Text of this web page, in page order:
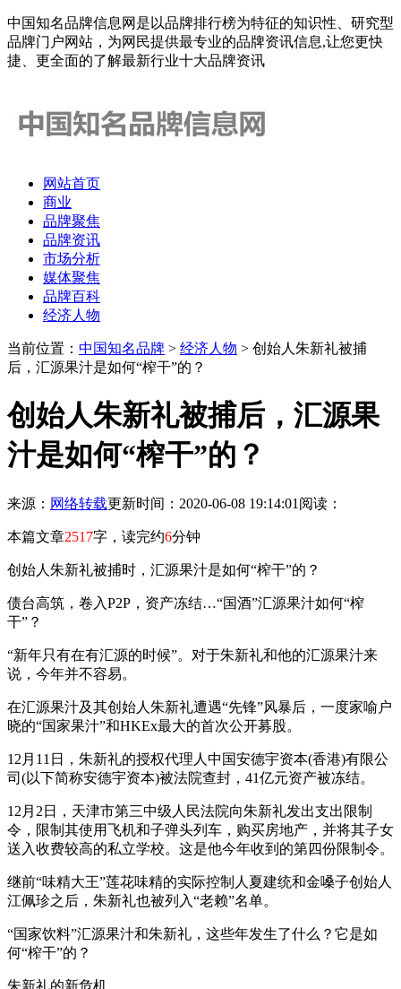
中国知名品牌信息网是以品牌排行榜为特征的知识性、研究型
品牌门户网站，为网民提供最专业的品牌资讯信息,让您更快
捷、更全面的了解最新行业十大品牌资讯
网站首页
商业
品牌聚焦
品牌资讯
市场分析
媒体聚焦
品牌百科
经济人物
当前位置： 中国知名品牌 > 经济人物 > 创始人朱新礼被捕
后，汇源果汁是如何“榨干”的？
创始人朱新礼被捕后，汇源果
汁是如何“榨干”的？
来源： 网络转载更新时间：2020-06-08 19:14:01 阅读：
本篇文章2517字，读完约6分钟
创始人朱新礼被捕时，汇源果汁是如何“榨干”的？
债台高筑，卷入P2P，资产冻结…“国酒”汇源果汁如何“榨
干”？
“新年只有在有汇源的时候”。对于朱新礼和他的汇源果汁来
说，今年并不容易。
在汇源果汁及其创始人朱新礼遭遇“先锋”风暴后，一度家喻户
晓的“国家果汁”和HKEx最大的首次公开募股。
12月11日，朱新礼的授权代理人中国安德宇资本(香港)有限公
司(以下简称安德宇资本)被法院查封，41亿元资产被冻结。
12月2日，天津市第三中级人民法院向朱新礼发出支出限制
令，限制其使用飞机和子弹头列车，购买房地产，并将其子女
送入收费较高的私立学校。这是他今年收到的第四份限制令。
继前“味精大王”莲花味精的实际控制人夏建统和金嗓子创始人
江佩珍之后，朱新礼也被列入“老赖”名单。
“国家饮料”汇源果汁和朱新礼，这些年发生了什么？它是如
何“榨干”的？
朱新礼的新危机